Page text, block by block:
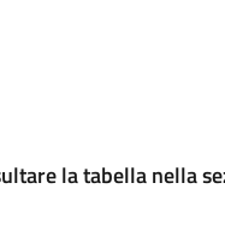
la tabella nella